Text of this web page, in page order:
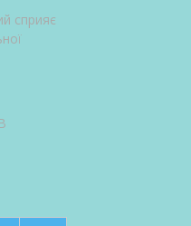
сприяє